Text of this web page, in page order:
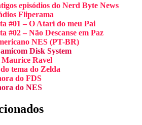
episódios do Nerd Byte News
Fliperama
#01 – O Atari do meu Pai
#02 – Não Descanse em Paz
NES (PT-BR)
Disk System
Ravel
tema do Zelda
do FDS
do NES